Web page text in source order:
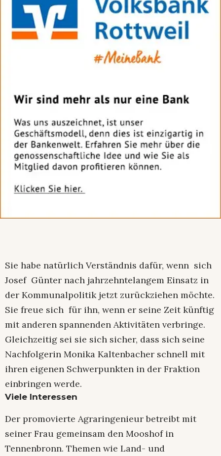
Sie habe natürlich Verständnis dafür, wenn sich
Josef Günter nach jahrzehntelangem Einsatz in
der Kommunalpolitik jetzt zurückziehen möchte.
Sie freue sich für ihn, wenn er seine Zeit künftig
mit anderen spannenden Aktivitäten verbringe.
Gleichzeitig sei sie sich sicher, dass sich seine
Nachfolgerin Monika Kaltenbacher schnell mit
ihren eigenen Schwerpunkten in der Fraktion
einbringen werde.
Viele Interessen
Der promovierte Agraringenieur betreibt mit
seiner Frau gemeinsam den Mooshof in
Tennenbronn. Themen wie Land- und